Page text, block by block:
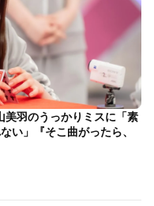
美羽のうっかりミスに「素
い」『そこ曲がったら、